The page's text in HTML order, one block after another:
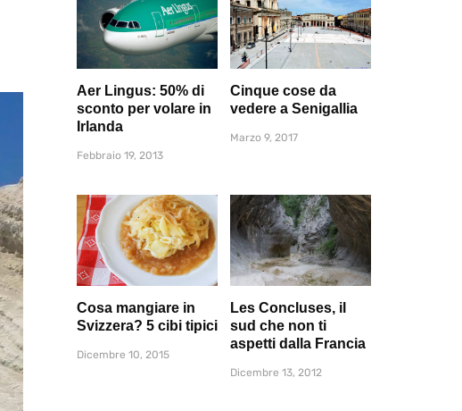
Aer Lingus: 50% di
sconto per volare in
Irlanda
Febbraio 19, 2013
Cinque cose da
vedere a Senigallia
Marzo 9, 2017
Cosa mangiare in
Svizzera? 5 cibi tipici
Dicembre 10, 2015
Les Concluses, il
sud che non ti
aspetti dalla Francia
Dicembre 13, 2012